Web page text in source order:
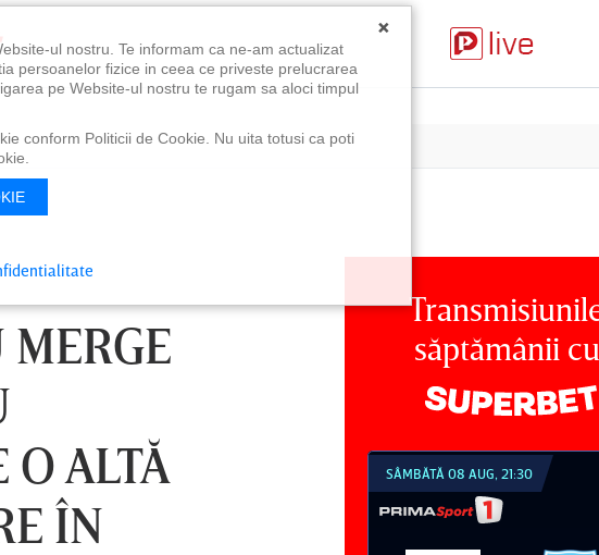
MERGE
O ALTĂ
ÎN
săptămânii cu
SÂMBĂTĂ 08 AUG, 18:30 SÂMBĂTĂ 08 AUG, 21:30
×
ul nostru. Te informam ca ne-am actualizat
persoanelor fizice in ceea ce priveste prelucrarea
pe Website-ul nostru te rugam sa aloci timpul
conform Politicii de Cookie. Nu uita totusi ca poti